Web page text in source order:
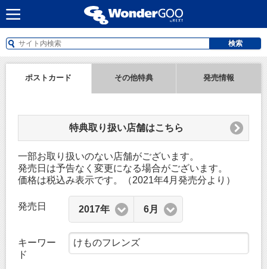
検索
ポストカード その他特典 発売情報
特典取り扱い店舗はこちら
一部お取り扱いのない店舗がございます。
発売日は予告なく変更になる場合がございます。
価格は税込み表示です。（2021年4月発売分より）
発売日 2017年 6月
キーワー
ド